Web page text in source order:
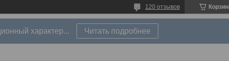
120 отзывов
характер... Читать подробнее